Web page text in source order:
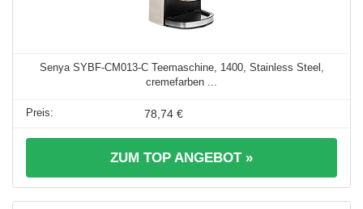
Senya SYBF-CM013-C Teemaschine, 1400, Stainless Steel,
cremefarben ...
78,74 €
ZUM TOP ANGEBOT »